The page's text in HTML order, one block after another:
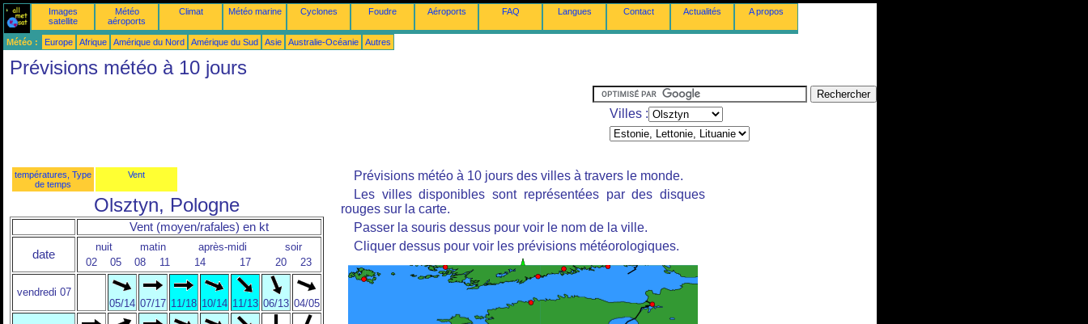
Images
satellite
Météo
aéroports
Climat Météo marine Cyclones Foudre Aéroports FAQ Langues Contact Actualités A propos
Météo : Europe Afrique Amérique du Nord Amérique du Sud Asie Australie-Océanie Autres
Prévisions météo à 10 jours
Villes :
températures, Type
de temps
Vent
Olsztyn, Pologne
Vent (moyen/rafales) en kt
date
nuit matin après-midi
soir
02
05 08 11 14 17 20 23
vendredi 07
05/14 07/17 11/18 10/14 11/13 06/13 04/05
Prévisions météo à 10 jours des villes à travers le monde.
Les villes disponibles sont représentées par des disques
rouges sur la carte.
Passer la souris dessus pour voir le nom de la ville.
Cliquer dessus pour voir les prévisions météorologiques.